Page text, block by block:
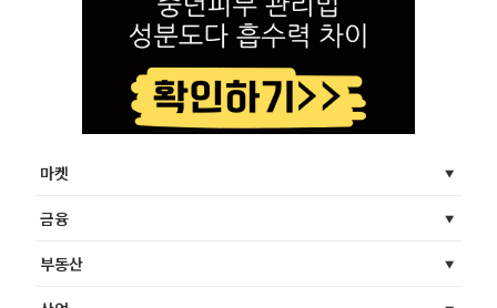
마켓
금융
부동산